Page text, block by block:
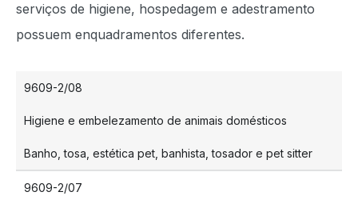
serviços de higiene, hospedagem e adestramento
possuem enquadramentos diferentes.
9609-2/08
Higiene e embelezamento de animais domésticos
Banho, tosa, estética pet, banhista, tosador e pet sitter
9609-2/07